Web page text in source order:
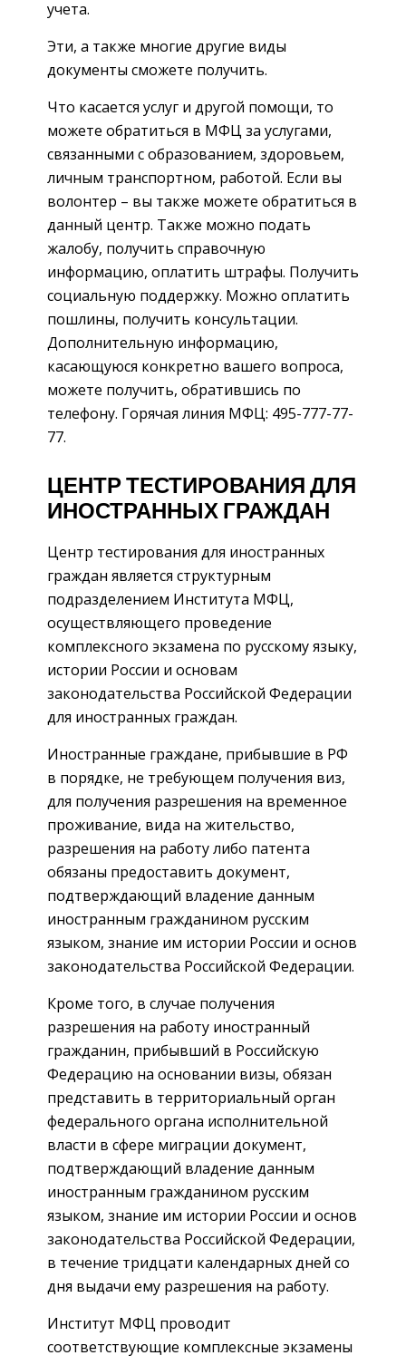
учета.
Эти, а также многие другие виды
документы сможете получить.
Что касается услуг и другой помощи, то
можете обратиться в МФЦ за услугами,
связанными с образованием, здоровьем,
личным транспортном, работой. Если вы
волонтер – вы также можете обратиться в
данный центр. Также можно подать
жалобу, получить справочную
информацию, оплатить штрафы. Получить
социальную поддержку. Можно оплатить
пошлины, получить консультации.
Дополнительную информацию,
касающуюся конкретно вашего вопроса,
можете получить, обратившись по
телефону. Горячая линия МФЦ: 495-777-77-
77.
ЦЕНТР ТЕСТИРОВАНИЯ ДЛЯ
ИНОСТРАННЫХ ГРАЖДАН
Центр тестирования для иностранных
граждан является структурным
подразделением Института МФЦ,
осуществляющего проведение
комплексного экзамена по русскому языку,
истории России и основам
законодательства Российской Федерации
для иностранных граждан.
Иностранные граждане, прибывшие в РФ
в порядке, не требующем получения виз,
для получения разрешения на временное
проживание, вида на жительство,
разрешения на работу либо патента
обязаны предоставить документ,
подтверждающий владение данным
иностранным гражданином русским
языком, знание им истории России и основ
законодательства Российской Федерации.
Кроме того, в случае получения
разрешения на работу иностранный
гражданин, прибывший в Российскую
Федерацию на основании визы, обязан
представить в территориальный орган
федерального органа исполнительной
власти в сфере миграции документ,
подтверждающий владение данным
иностранным гражданином русским
языком, знание им истории России и основ
законодательства Российской Федерации,
в течение тридцати календарных дней со
дня выдачи ему разрешения на работу.
Институт МФЦ проводит
соответствующие комплексные экзамены